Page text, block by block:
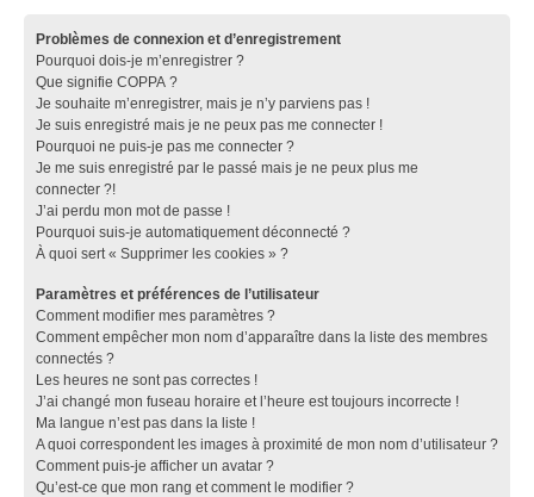
Problèmes de connexion et d’enregistrement
Pourquoi dois-je m’enregistrer ?
Que signifie COPPA ?
Je souhaite m’enregistrer, mais je n’y parviens pas !
Je suis enregistré mais je ne peux pas me connecter !
Pourquoi ne puis-je pas me connecter ?
Je me suis enregistré par le passé mais je ne peux plus me
connecter ?!
J’ai perdu mon mot de passe !
Pourquoi suis-je automatiquement déconnecté ?
À quoi sert « Supprimer les cookies » ?
Paramètres et préférences de l’utilisateur
Comment modifier mes paramètres ?
Comment empêcher mon nom d’apparaître dans la liste des membres
connectés ?
Les heures ne sont pas correctes !
J’ai changé mon fuseau horaire et l’heure est toujours incorrecte !
Ma langue n’est pas dans la liste !
A quoi correspondent les images à proximité de mon nom d’utilisateur ?
Comment puis-je afficher un avatar ?
Qu’est-ce que mon rang et comment le modifier ?